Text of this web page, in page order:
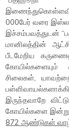
000பேர் வரை
இச்சம்பவத்துடன்
மானிலத்தின்
பீடமேறிய
கோயில்களையும்
சிலைகள்,
இருந்தவாறே
கோயில்களை
872 ஆண்டுகள்